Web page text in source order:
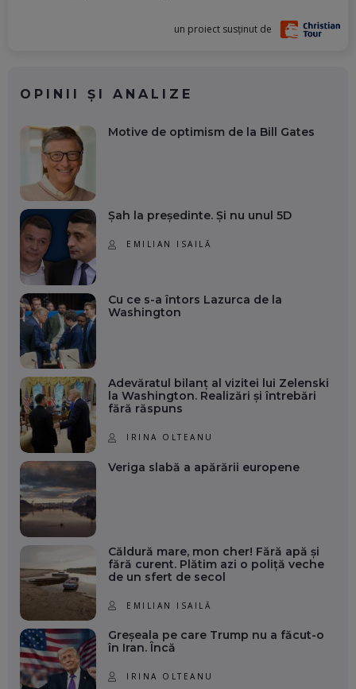
un proiect susținut de
OPINII ȘI ANALIZE
Motive de optimism de la Bill Gates
Șah la președinte. Și nu unul 5D
EMILIAN ISAILĂ
Cu ce s-a întors Lazurca de la
Washington
Adevăratul bilanț al vizitei lui Zelenski
la Washington. Realizări și întrebări
fără răspuns
IRINA OLTEANU
Veriga slabă a apărării europene
Căldură mare, mon cher! Fără apă și
fără curent. Plătim azi o poliță veche
de un sfert de secol
EMILIAN ISAILĂ
Greșeala pe care Trump nu a făcut-o
în Iran. Încă
IRINA OLTEANU